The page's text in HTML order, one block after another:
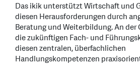
Das ikik unterstützt Wirtschaft und
diesen Herausforderungen durch
Beratung und Weiterbildung. An der
die zukünftigen Fach- und
diesen zentralen, überfachlichen
Handlungskompetenzen